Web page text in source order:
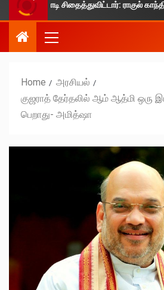
மோடி சிதைத்துவிட்டார்: ராகுல் காந்தி
Home
அரசியல்
குஜராத் தேர்தலில் ஆம் ஆத்மி ஒரு
பெறாது- அமித்ஷா